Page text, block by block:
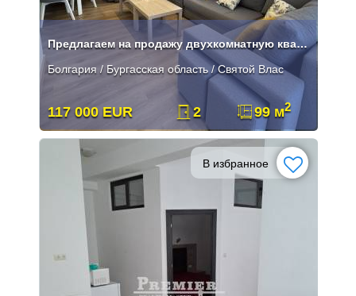
Предлагаем на продажу двухкомнатную квартиру в Святом Власе
Болгария / Бургасская область / Святой Влас
117 000 EUR 2 99 м2
В избранное